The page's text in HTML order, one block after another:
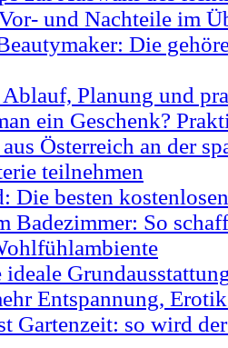
und Nachteile im
Die
Planung und
ein Geschenk?
Österreich an der
teilnehmen
Die besten
Badezimmer: So
Entspannung,
Gartenzeit: so wird